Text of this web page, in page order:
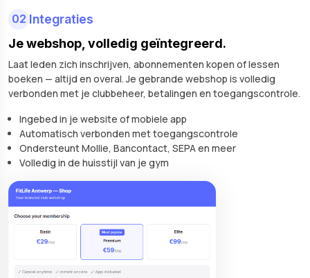
02 Integraties
Je webshop, volledig geïntegreerd.
Laat leden zich inschrijven, abonnementen kopen of lessen
boeken — altijd en overal. Je gebrande webshop is volledig
verbonden met je clubbeheer, betalingen en toegangscontrole.
Ingebed in je website of mobiele app
Automatisch verbonden met toegangscontrole
Ondersteunt Mollie, Bancontact, SEPA en meer
Volledig in de huisstijl van je gym